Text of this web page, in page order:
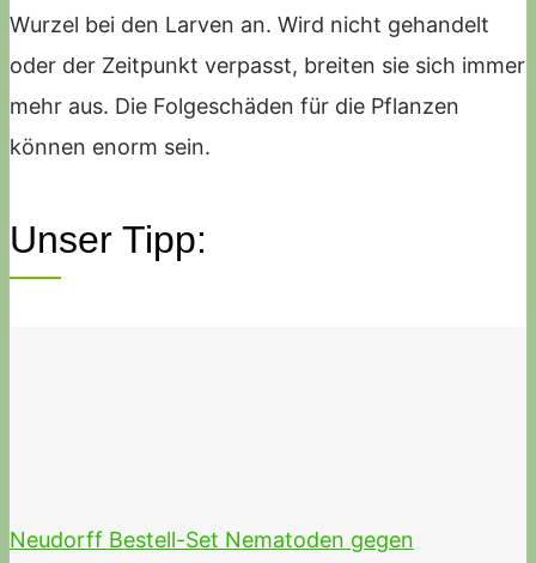
Wurzel bei den Larven an. Wird nicht gehandelt
oder der Zeitpunkt verpasst, breiten sie sich immer
mehr aus. Die Folgeschäden für die Pflanzen
können enorm sein.
Unser Tipp:
Neudorff Bestell-Set Nematoden gegen